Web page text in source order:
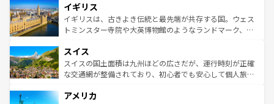
いる。シャンパンの発祥地であるランス、プロヴァンスの
香り高いラベンダー畑など、多彩な楽しみ方が可能だ。さ
らに、パリ以外の地域にも魅力が溢れており、どの街角に
れる地方に足を運ぶとそれぞれで全く異なる文化を体験で
きるだろう。 なお、新着のフランス情報はコンテンツ一覧
を参照してほしい。
顔を持つこの国は、どこを歩いても飽きることがない。ベ
ルリンの文化的活気、バイエルン州のアルプスの絶景、そ
してライン川沿いのワイン畑といった風景は必見。ビール
は、お酒好きな人にはぜひ体験してほしい。 なお、新着の
ドイツ情報はコンテンツ一覧を参照してほしい。
イギリス
イギリスは、古きよき伝統と最先端が共存する国。ウェス
トミンスター寺院や大英博物館のようなランドマーク、歴
リアごとに異なる魅力がある。また、優雅なアフタヌーン
ティー、ビール好きにはたまらない英国パブ、サッカー観
戦など、本場だからこそできる体験も豊富。イギリスを旅
ンツ一覧を参照してほしい。
スイス
スイスの国土面積は九州ほどの広さだが、運行時刻が正確
な交通網が整備されており、初心者でも安心して個人旅行
の建物がそのまま残る町や、スイスならではのユニークな
アメリカ